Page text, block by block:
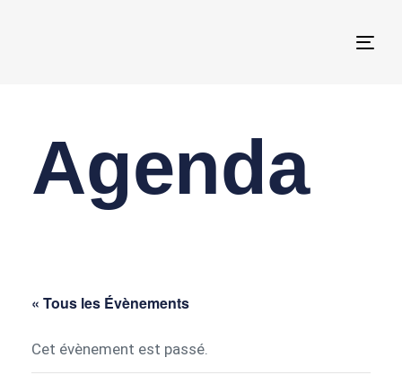
Agenda
« Tous les Évènements
Cet évènement est passé.